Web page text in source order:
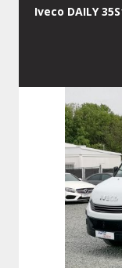
Iveco DAILY
Vorherige